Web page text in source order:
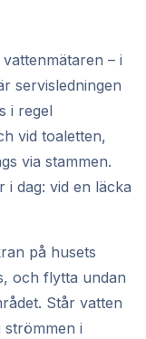
– i
servisledningen
i regel
vid toaletten,
via stammen.
i dag: vid en läcka
på husets
och flytta undan
Står vatten
i